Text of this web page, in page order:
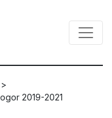
>
2019-2021